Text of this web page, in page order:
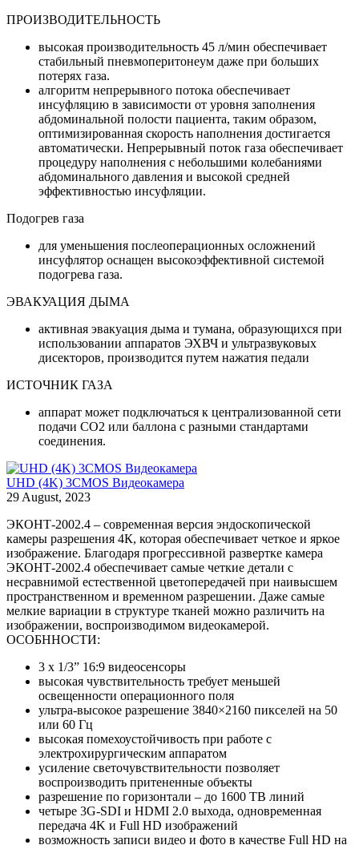
ПРОИЗВОДИТЕЛЬНОСТЬ
высокая производительность 45 л/мин обеспечивает
стабильный пневмоперитонеум даже при больших
потерях газа.
алгоритм непрерывного потока обеспечивает
инсуфляцию в зависимости от уровня заполнения
абдоминальной полости пациента, таким образом,
оптимизированная скорость наполнения достигается
автоматически. Непрерывный поток газа обеспечивает
процедуру наполнения с небольшими колебаниями
абдоминального давления и высокой средней
эффективностью инсуфляции.
Подогрев газа
для уменьшения послеоперационных осложнений
инсуфлятор оснащен высокоэффективной системой
подогрева газа.
ЭВАКУАЦИЯ ДЫМА
активная эвакуация дыма и тумана, образующихся при
использовании аппаратов ЭХВЧ и ультразвуковых
дисекторов, производится путем нажатия педали
ИСТОЧНИК ГАЗА
аппарат может подключаться к централизованной сети
подачи CO2 или баллона с разными стандартами
соединения.
UHD (4K) 3CMOS Видеокамера
29 August, 2023
ЭКОНТ-2002.4 – современная версия эндоскопической
камеры разрешения 4К, которая обеспечивает четкое и яркое
изображение. Благодаря прогрессивной развертке камера
ЭКОНТ-2002.4 обеспечивает самые четкие детали с
несравнимой естественной цветопередачей при наивысшем
пространственном и временном разрешении. Даже самые
мелкие вариации в структуре тканей можно различить на
изображении, воспроизводимом видеокамерой.
ОСОБННОСТИ:
3 x 1/3” 16:9 видеосенсоры
высокая чувствительность требует меньшей
освещенности операционного поля
ультра-высокое разрешение 3840×2160 пикселей на 50
или 60 Гц
высокая помехоустойчивость при работе с
электрохирургическим аппаратом
усиление светочувствительности позволяет
воспроизводить притененные объекты
разрешение по горизонтали – до 1600 TВ линий
четыре 3G-SDI и HDMI 2.0 выхода, одновременная
передача 4K и Full HD изображений
возможность записи видео и фото в качестве Full HD на